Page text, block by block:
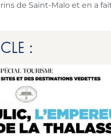
de Saint-Malo et en a
: